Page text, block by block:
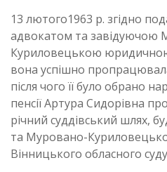
13 лютого1963 р. згідно
адвокатом та завідуючою
Куриловецькою
вона успішно
після чого її було обрано
пенсії Артура Сидорівна
річний суддівський шлях,
та Муровано-
Вінницького обласного